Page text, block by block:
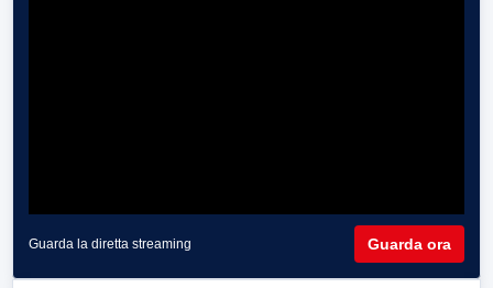
Guarda la diretta streaming Guarda ora